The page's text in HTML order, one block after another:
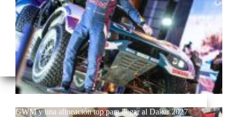
GWM y una alineación top para llegar al Dakar 2027